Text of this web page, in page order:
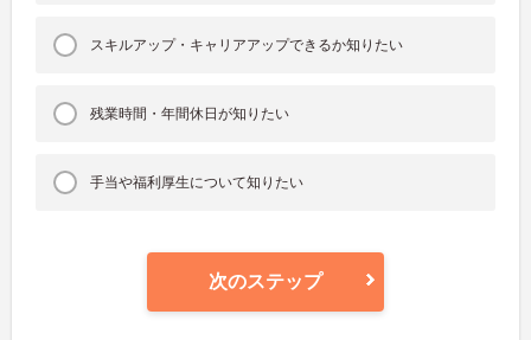
スキルアップ・キャリアアップできるか知りたい
残業時間・年間休日が知りたい
手当や福利厚生について知りたい
次のステップ